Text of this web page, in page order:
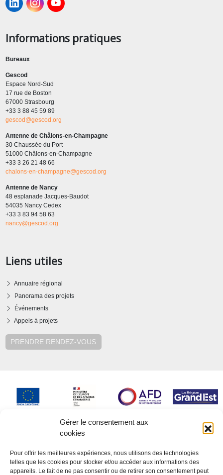
Gérer le consentement aux
cookies
Pour offrir les meilleures expériences, nous utilisons des technologies
telles que les cookies pour stocker et/ou accéder aux informations des
appareils. Le fait de ne pas consentir ou de retirer son consentement peut
Informations pratiques
Bureaux
Gescod
Espace Nord-Sud
17 rue de Boston
67000 Strasbourg
+33 3 88 45 59 89
gescod@gescod.org
Antenne de Châlons-en-Champagne
30 Chaussée du Port
51000 Châlons-en-Champagne
+33 3 26 21 48 66
chalons-en-champagne@gescod.org
Antenne de Nancy
48 esplanade Jacques-Baudot
54035 Nancy Cedex
+33 3 83 94 58 63
nancy@gescod.org
Liens utiles
Annuaire régional
Panorama des projets
Événements
Appels à projets
PRENDRE RENDEZ-VOUS